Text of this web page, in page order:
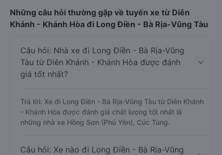
Những câu hỏi thường gặp về tuyến xe từ Diên
Khánh - Khánh Hòa đi Long Điền - Bà Rịa-Vũng Tàu
Câu hỏi: Nhà xe đi Long Điền - Bà Rịa-Vũng
Tàu từ Diên Khánh - Khánh Hòa được đánh
giá tốt nhất?
Trả lời: Xe đi Long Điền - Bà Rịa-Vũng Tàu từ Diên Khánh
- Khánh Hòa được đánh giá chất lượng tốt nhất là
những nhà xe Hồng Sơn (Phú Yên), Cúc Tùng.
Câu hỏi: Xe nào đi Long Điền - Bà Rịa-Vũng